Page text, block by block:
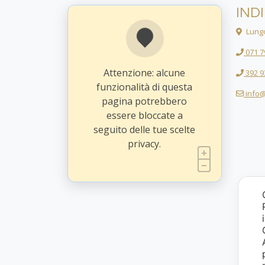
Attenzione: alcune
funzionalità di questa
pagina potrebbero
essere bloccate a
seguito delle tue scelte
privacy.
071
392